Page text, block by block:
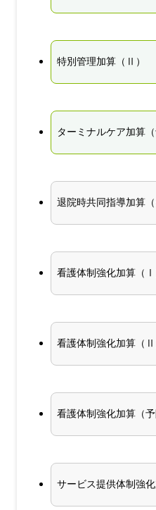
特別管理加算（Ⅱ）
ターミナルケア加算（
退院時共同指導加算
看護体制強化加算（
看護体制強化加算（
看護体制強化加算（予
サービス提供体制強